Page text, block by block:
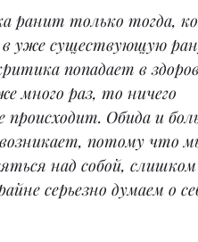
ранит только тогда,
в уже существующую
попадает в
много раз, то ничего
происходит. Обида и
потому что
над собой, слишком
серьезно думаем о